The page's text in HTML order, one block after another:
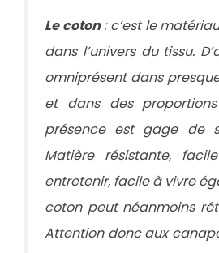
Le coton: c’est le
dans l’univers du tissu.
omniprésent dans
et dans des
présence est gage de
Matière résistante,
entretenir, facile à vivre
coton peut néanmoins
Attention donc aux